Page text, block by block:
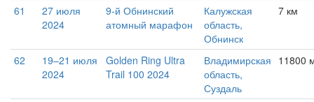
61
27 июля
2024
9-й Обнинский
атомный марафон
Калужская
область,
Обнинск
7 км
62
19–21 июля
2024
Golden Ring Ultra
Trail 100 2024
Владимирская
область,
Суздаль
11800